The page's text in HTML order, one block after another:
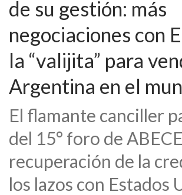
de su gestión: más
negociaciones con
la “valijita” para
Argentina en el
El flamante canciller
del 15° foro de
recuperación de la
los lazos con Estados